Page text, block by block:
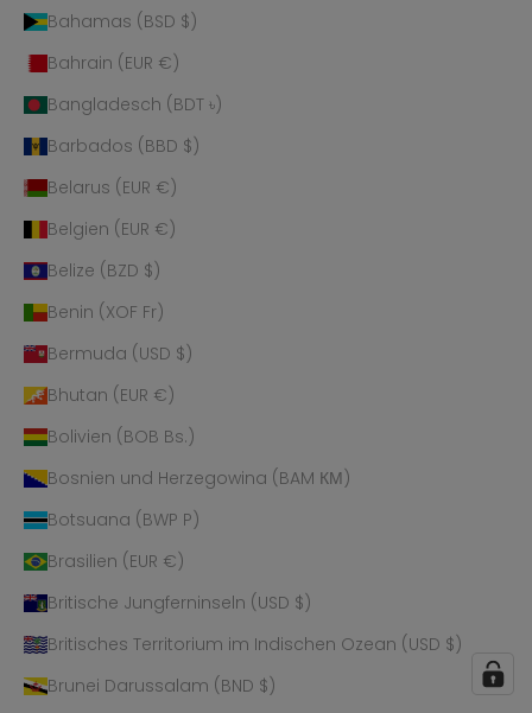
Bahamas (BSD $)
Bahrain (EUR €)
Bangladesch (BDT ৳)
Barbados (BBD $)
Belarus (EUR €)
Belgien (EUR €)
Belize (BZD $)
Benin (XOF Fr)
Bermuda (USD $)
Bhutan (EUR €)
Bolivien (BOB Bs.)
Bosnien und Herzegowina (BAM КМ)
Botsuana (BWP P)
Brasilien (EUR €)
Britische Jungferninseln (USD $)
Britisches Territorium im Indischen Ozean (USD $)
Brunei Darussalam (BND $)